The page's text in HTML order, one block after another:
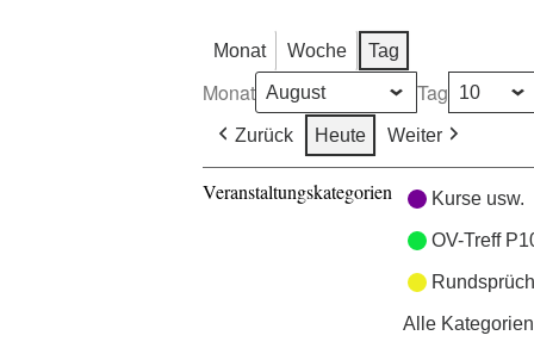
Monat Woche Tag
Monat Tag
Zurück Heute Weiter
Veranstaltungskategorien Kurse usw.
OV-Treff
Alle Kategorien